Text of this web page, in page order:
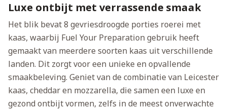
Luxe ontbijt met verrassende smaak
Het blik bevat 8 gevriesdroogde porties roerei met
kaas, waarbij Fuel Your Preparation gebruik heeft
gemaakt van meerdere soorten kaas uit verschillende
landen. Dit zorgt voor een unieke en opvallende
smaakbeleving. Geniet van de combinatie van Leicester
kaas, cheddar en mozzarella, die samen een luxe en
gezond ontbijt vormen, zelfs in de meest onverwachte